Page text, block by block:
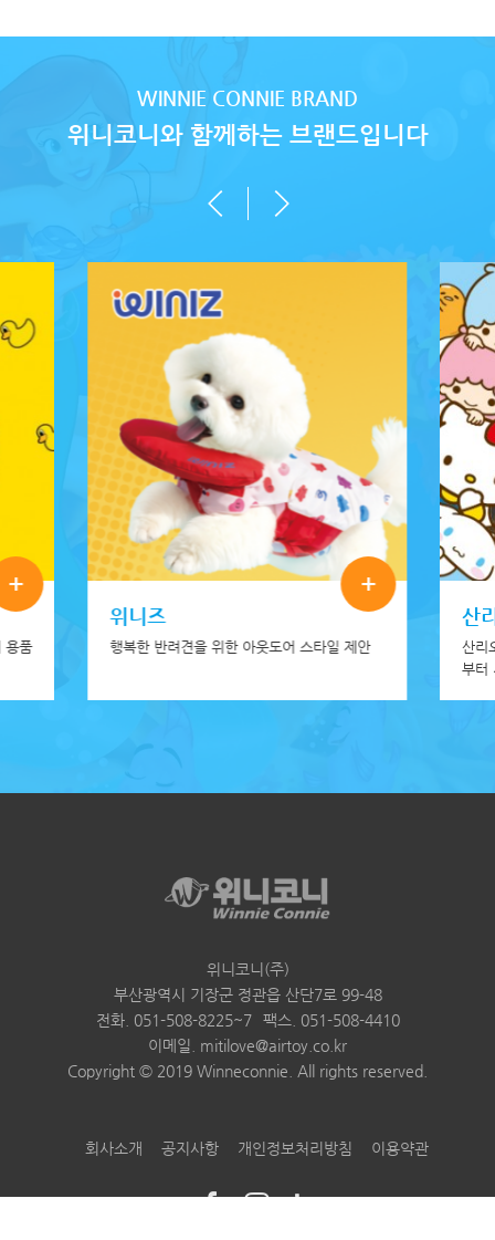
WINNIE CONNIE BRAND
위니코니와 함께하는 브랜드입니다
+
용품
+
위니즈
행복한 반려견을 위한 아웃도어 스타일 제안
산
산리
부터
위니코니(주)
부산광역시 기장군 정관읍 산단7로 99-48
전화. 051-508-8225~7
팩스. 051-508-4410
이메일. mitilove@airtoy.co.kr
Copyright © 2019 Winneconnie. All rights reserved.
회사소개 공지사항 개인정보처리방침 이용약관